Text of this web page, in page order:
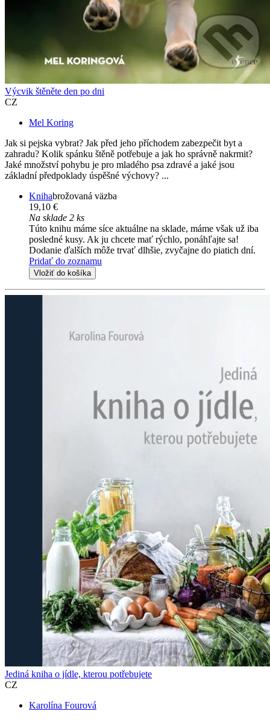
Výcvik štěněte den po dni
CZ
Mel Koring
Jak si pejska vybrat? Jak před jeho příchodem zabezpečit byt a
zahradu? Kolik spánku štěně potřebuje a jak ho správně nakrmit?
Jaké množství pohybu je pro mladého psa zdravé a jaké jsou
základní předpoklady úspěšné výchovy? ...
Knihabrožovaná väzba
19,10 €
Na sklade 2 ks
Túto knihu máme síce aktuálne na sklade, máme však už iba
posledné kusy. Ak ju chcete mať rýchlo, ponáhľajte sa!
Dodanie ďalších môže trvať dlhšie, zvyčajne do piatich dní.
Pridať do zoznamu
Vložiť do košíka
Jediná kniha o jídle, kterou potřebujete
CZ
Karolína Fourová